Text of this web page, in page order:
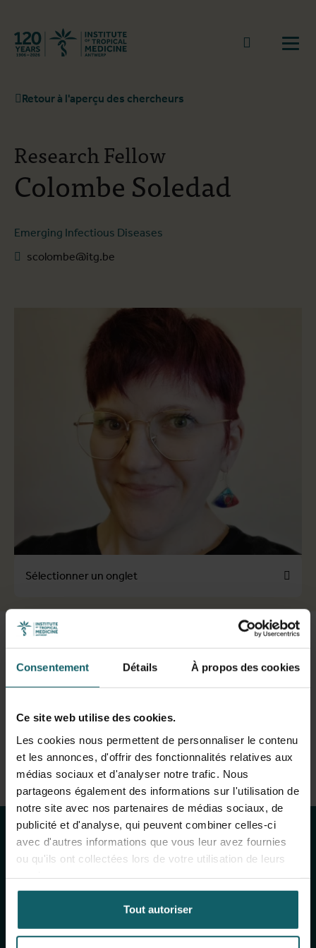
Consentement Détails À propos des cookies
Ce site web utilise des cookies.
Les cookies nous permettent de personnaliser le contenu
et les annonces, d'offrir des fonctionnalités relatives aux
médias sociaux et d'analyser notre trafic. Nous
partageons également des informations sur l'utilisation de
notre site avec nos partenaires de médias sociaux, de
publicité et d'analyse, qui peuvent combiner celles-ci
avec d'autres informations que vous leur avez fournies
ou qu'ils ont collectées lors de votre utilisation de leurs
Tout autoriser
Retourner à la page d'accueil
go to
Retour à l'aperçu des chercheurs
Colombe Soledad
Research Fellow
Emerging Infectious Diseases
scolombe@itg.be
Sélectionner un onglet
Voir la liste complète des publications
View full fingerprint
Voir la liste complète des projéts
Infectious disease epidemiologist with a veterinary
medicine background. Experience in both academic
environments and public health settings. Strong analytical
profile. Keen interest in interdisciplinary approaches,
Restez au courant
des activités de
l'IMT
Inscrivez-vous à notre newsletter générale
notre newsletter dédiée à la collecte de fonds,